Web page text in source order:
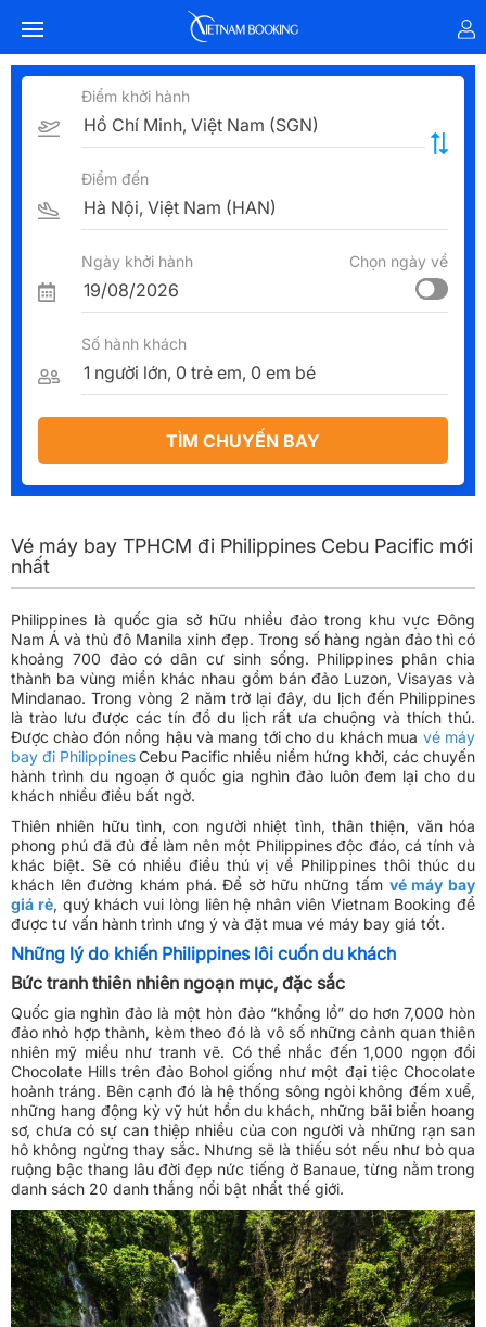
Điểm khởi hành
Điểm đến
Ngày khởi hành Chọn ngày về
Số hành khách
TÌM CHUYẾN BAY
Vé máy bay TPHCM đi Philippines Cebu Pacific mới
nhất
Philippines là quốc gia sở hữu nhiều đảo trong khu vực Đông
Nam Á và thủ đô Manila xinh đẹp. Trong số hàng ngàn đảo thì có
khoảng 700 đảo có dân cư sinh sống. Philippines phân chia
thành ba vùng miền khác nhau gồm bán đảo Luzon, Visayas và
Mindanao. Trong vòng 2 năm trở lại đây, du lịch đến Philippines
là trào lưu được các tín đồ du lịch rất ưa chuộng và thích thú.
Được chào đón nồng hậu và mang tới cho du khách mua vé máy
bay đi PhilippinesCebu Pacific nhiều niềm hứng khởi, các chuyến
hành trình du ngoạn ở quốc gia nghìn đảo luôn đem lại cho du
khách nhiều điều bất ngờ.
Thiên nhiên hữu tình, con người nhiệt tình, thân thiện, văn hóa
phong phú đã đủ để làm nên một Philippines độc đáo, cá tính và
khác biệt. Sẽ có nhiều điều thú vị về Philippines thôi thúc du
khách lên đường khám phá. Để sở hữu những tấm vé máy bay
giá rẻ, quý khách vui lòng liên hệ nhân viên Vietnam Booking để
được tư vấn hành trình ưng ý và đặt mua vé máy bay giá tốt.
Những lý do khiến Philippines lôi cuốn du khách
Bức tranh thiên nhiên ngoạn mục, đặc sắc
Quốc gia nghìn đảo là một hòn đảo “khổng lồ” do hơn 7,000 hòn
đảo nhỏ hợp thành, kèm theo đó là vô số những cảnh quan thiên
nhiên mỹ miều như tranh vẽ. Có thể nhắc đến 1,000 ngọn đồi
Chocolate Hills trên đảo Bohol giống như một đại tiệc Chocolate
hoành tráng. Bên cạnh đó là hệ thống sông ngòi không đếm xuể,
những hang động kỳ vỹ hút hồn du khách, những bãi biển hoang
sơ, chưa có sự can thiệp nhiều của con người và những rạn san
hô không ngừng thay sắc. Nhưng sẽ là thiếu sót nếu như bỏ qua
ruộng bậc thang lâu đời đẹp nức tiếng ở Banaue, từng nằm trong
danh sách 20 danh thắng nổi bật nhất thế giới.